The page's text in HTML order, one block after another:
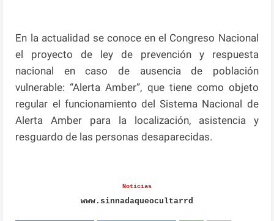
En la actualidad se conoce en el Congreso Nacional
el proyecto de ley de prevención y respuesta
nacional en caso de ausencia de población
vulnerable: “Alerta Amber”, que tiene como objeto
regular el funcionamiento del Sistema Nacional de
Alerta Amber para la localización, asistencia y
resguardo de las personas desaparecidas.
Noticias
www.sinnadaqueocultarrd